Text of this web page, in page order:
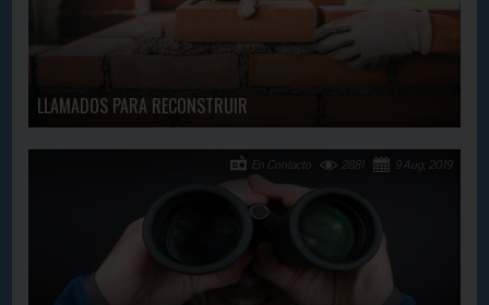
LLAMADOS PARA RECONSTRUIR
9 Aug, 2019
2881
En Contacto